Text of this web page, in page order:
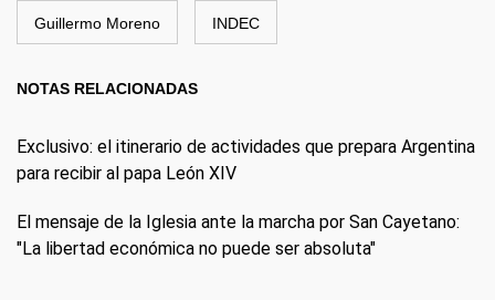
Guillermo Moreno INDEC
NOTAS RELACIONADAS
Exclusivo: el itinerario de actividades que prepara Argentina
para recibir al papa León XIV
El mensaje de la Iglesia ante la marcha por San Cayetano:
"La libertad económica no puede ser absoluta"